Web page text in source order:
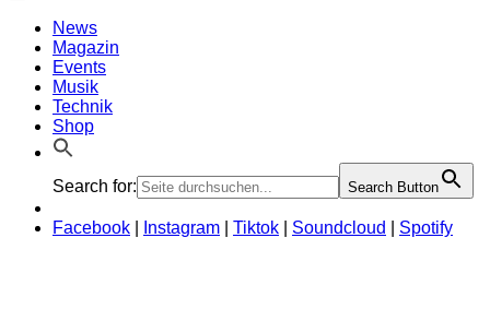
News
Magazin
Events
Musik
Technik
Shop
Search for: Search Button
Facebook Instagram Tiktok Soundcloud Spotify